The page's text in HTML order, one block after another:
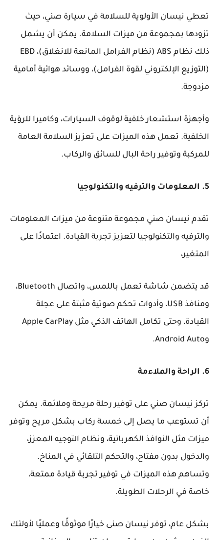
تعطي نيسان الأولوية للسلامة في سيارة صني، حيث
تزودها بمجموعة من ميزات السلامة. يمكن أن يشمل
ذلك نظام ABS (نظام الفرامل المانعة للانغلاق)، EBD
(التوزيع الإلكتروني لقوة الفرامل)، ووسائد هوائية أمامية
مزدوجة.
وأجهزة استشعار خلفية لوقوف السيارات، وكاميرا للرؤية
الخلفية. تعمل هذه الميزات على تعزيز السلامة العامة
للمركبة وتوفير راحة البال للسائق والركاب.
5. المعلومات والترفيه والتكنولوجيا
تقدم نيسان صني مجموعة متنوعة من ميزات المعلومات
والترفيه والتكنولوجيا لتعزيز تجربة القيادة. اعتمادًا على
المتغير،
قد يتضمن شاشة تعمل باللمس، واتصال Bluetooth،
ومنافذ USB، وأدوات تحكم صوتية مثبتة على عجلة
القيادة، وحتى تكامل الهاتف الذكي مثل Apple CarPlay
وAndroid Auto.
6. الراحة والملاءمة
تركز نيسان صني على توفير رحلة مريحة وملائمة. يمكن
أن تستوعب ما يصل إلى خمسة ركاب بشكل مريح وتوفر
ميزات مثل النوافذ الكهربائية، ونظام التوجيه المعزز،
والدخول بدون مفتاح، والتحكم التلقائي في المناخ.
وتساهم هذه الميزات في توفير تجربة قيادة ممتعة،
خاصة في الرحلات الطويلة.
بشكل عام، توفر نيسان صنى خيارًا موثوقًا وعمليًا لأولئك